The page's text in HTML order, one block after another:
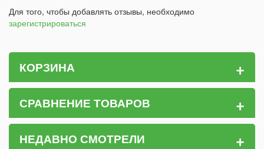
Для того, чтобы добавлять отзывы, необходимо
зарегистрироваться
КОРЗИНА +
СРАВНЕНИЕ ТОВАРОВ +
НЕДАВНО СМОТРЕЛИ +